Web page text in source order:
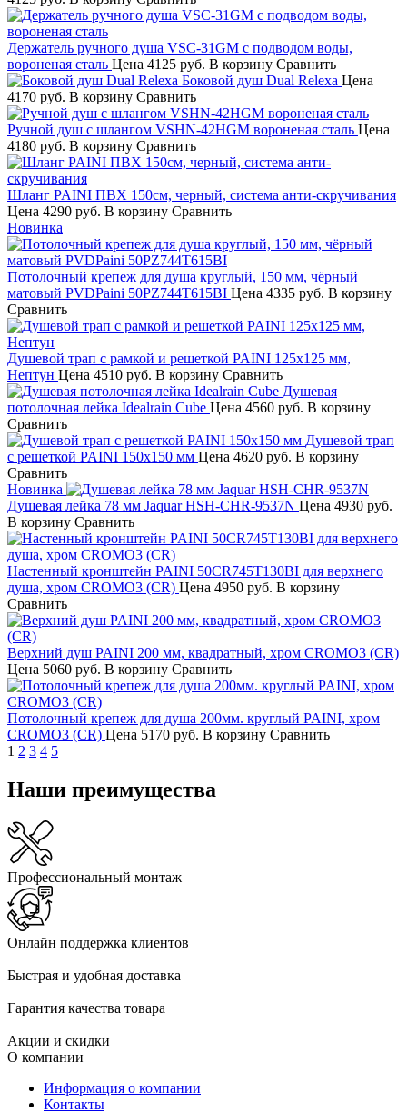
Держатель ручного душа VSC-31GM с подводом воды,
вороненая сталь Цена 4125 руб. В корзину Сравнить
Боковой душ Dual Relexa Цена
4170 руб. В корзину Сравнить
Ручной душ с шлангом VSHN-42HGM вороненая сталь Цена
4180 руб. В корзину Сравнить
Шланг PAINI ПВХ 150см, черный, система анти-скручивания
Цена 4290 руб. В корзину Сравнить
Новинка
Потолочный крепеж для душа круглый, 150 мм, чёрный
матовый PVDPaini 50PZ744T615BI Цена 4335 руб. В корзину
Сравнить
Душевой трап с рамкой и решеткой PAINI 125х125 мм,
Нептун Цена 4510 руб. В корзину Сравнить
Душевая
потолочная лейка Idealrain Cube Цена 4560 руб. В корзину
Сравнить
Душевой трап
с решеткой PAINI 150х150 мм Цена 4620 руб. В корзину
Сравнить
Новинка
Душевая лейка 78 мм Jaquar HSH-CHR-9537N Цена 4930 руб.
В корзину Сравнить
Настенный кронштейн PAINI 50CR745T130BI для верхнего
душа, хром CROMO3 (CR) Цена 4950 руб. В корзину
Сравнить
Верхний душ PAINI 200 мм, квадратный, хром CROMO3 (CR)
Цена 5060 руб. В корзину Сравнить
Потолочный крепеж для душа 200мм. круглый PAINI, хром
CROMO3 (CR) Цена 5170 руб. В корзину Сравнить
1 2 3 4 5
Наши преимущества
Профессиональный монтаж
Онлайн поддержка клиентов
Быстрая и удобная доставка
Гарантия качества товара
Акции и скидки
О компании
Информация о компании
Контакты